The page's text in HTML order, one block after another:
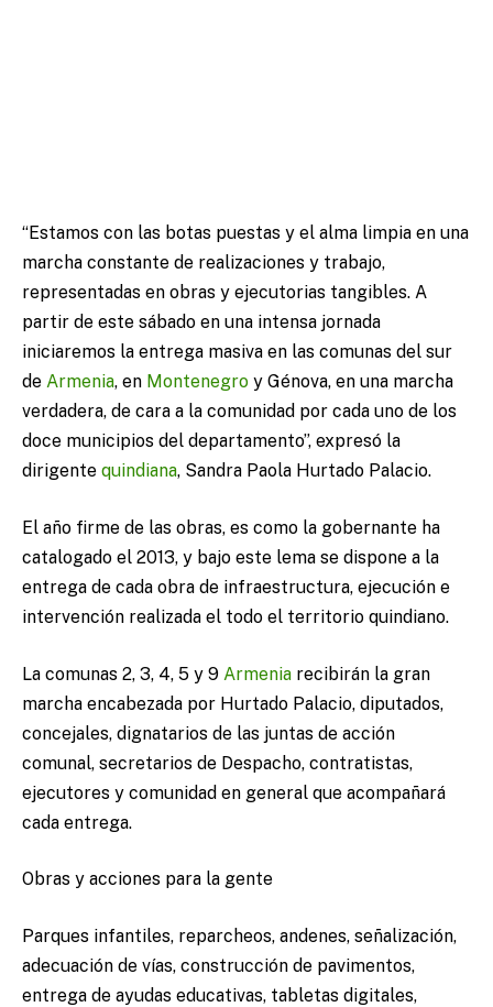
“Estamos con las botas puestas y el alma limpia en una
marcha constante de realizaciones y trabajo,
representadas en obras y ejecutorias tangibles. A
partir de este sábado en una intensa jornada
iniciaremos la entrega masiva en las comunas del sur
de Armenia, en Montenegro y Génova, en una marcha
verdadera, de cara a la comunidad por cada uno de los
doce municipios del departamento”, expresó la
dirigente quindiana, Sandra Paola Hurtado Palacio.
El año firme de las obras, es como la gobernante ha
catalogado el 2013, y bajo este lema se dispone a la
entrega de cada obra de infraestructura, ejecución e
intervención realizada el todo el territorio quindiano.
La comunas 2, 3, 4, 5 y 9 Armenia recibirán la gran
marcha encabezada por Hurtado Palacio, diputados,
concejales, dignatarios de las juntas de acción
comunal, secretarios de Despacho, contratistas,
ejecutores y comunidad en general que acompañará
cada entrega.
Obras y acciones para la gente
Parques infantiles, reparcheos, andenes, señalización,
adecuación de vías, construcción de pavimentos,
entrega de ayudas educativas, tabletas digitales,